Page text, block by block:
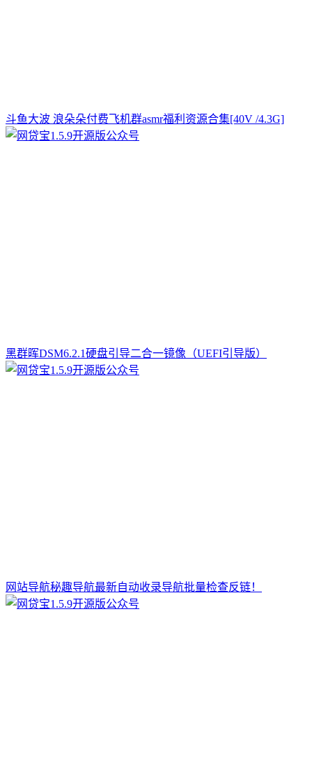
斗鱼大波 浪朵朵付费飞机群asmr福利资源合集[40V /4.3G]
黑群晖DSM6.2.1硬盘引导二合一镜像（UEFI引导版）
网站导航秘趣导航最新自动收录导航批量检查反链！